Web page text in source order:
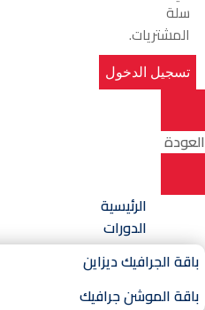
سلة
المشتريات.
تسجيل الدخول
العودة
الرئيسية
الدورات
باقة الجرافيك ديزاين
باقة الموشن جرافيك